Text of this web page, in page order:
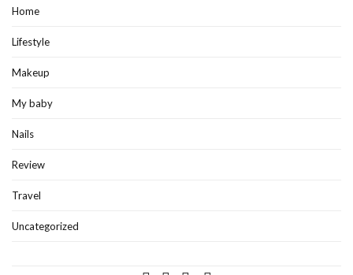
Home
Lifestyle
Makeup
My baby
Nails
Review
Travel
Uncategorized